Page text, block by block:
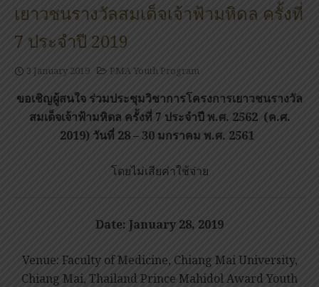
เยาวชนรางวัลสมเด็จเจ้าฟ้ามหิดล ครั้งที่
7 ประจำปี 2019
3 January 2019 PMA Youth Program
ขอเชิญผู้สนใจ ร่วมประชุมวิชาการโครงการเยาวชนรางวัล
สมเด็จเจ้าฟ้ามหิดล ครั้งที่ 7 ประจำปี พ.ศ. 2562 (ค.ศ.
2019) วันที่ 28 – 30 มกราคม พ.ศ. 2561
โดยไม่เสียค่าใช้จ่าย
Date: January 28, 2019
Venue: Faculty of Medicine, Chiang Mai University,
Chiang Mai, Thailand Prince Mahidol Award Youth